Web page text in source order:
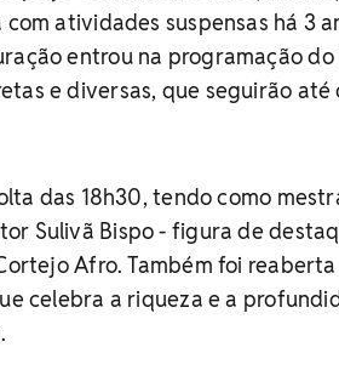
atividades suspensas há 3
entrou na programação do
e diversas, que seguirão até
das 18h30, tendo como
Sulivã Bispo - figura de
Afro. Também foi
celebra a riqueza e a